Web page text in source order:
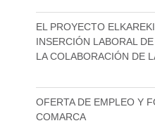
EL PROYECTO
INSERCIÓN LABORAL
LA COLABORACIÓN DE
OFERTA DE EMPLEO Y
COMARCA